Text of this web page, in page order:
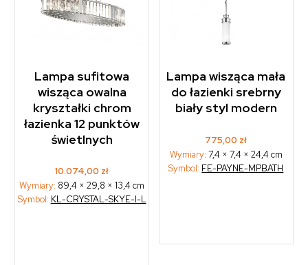
Lampa sufitowa
wisząca owalna
kryształki chrom
łazienka 12 punktów
świetlnych
10.074,00 zł
Wymiary: 89,4 × 29,8 × 13,4 cm
Symbol: KL-CRYSTAL-SKYE-I-L
Lampa wisząca mała
do łazienki srebrny
biały styl modern
775,00 zł
Wymiary: 7,4 × 7,4 × 24,4 cm
Symbol: FE-PAYNE-MPBATH